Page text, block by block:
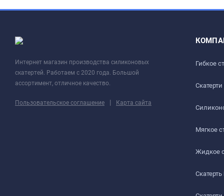
Интернет магазин производства силиконовых
скатертей. Работаем с 2020 года. Большой
ассортимент, отличное качество.
Пользовательское соглашение | Карта сайта
Гибкое
Мягкое
Жидкое